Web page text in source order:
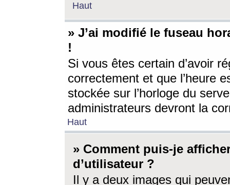
Haut
» J’ai modifié le fuseau
!
Si vous êtes certain d’avoir
correctement et que l’heure
stockée sur l’horloge du
administrateurs devront la
Haut
» Comment puis-je
d’utilisateur ?
Il y a deux images qui